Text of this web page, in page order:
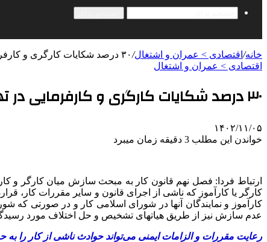
خانه/ اقتصادی > عمران و اشتغال/۳۰ درصد شکایات کارگری و کارفرمایی در تهران متعلق به اصناف است
اقتصادی > عمران و اشتغال
۳۰ درصد شکایات کارگری و کارفرمایی در تهران متعلق به اصناف است
۱۴۰۲/۱۱/۰۵
خواندن این مطلب 3 دقیقه زمان میبرد
کارگر یا کارآموز که ناشی از اجرای قانون و سایر مقررات کار،
کارآموز و نمایندگان آنها در شورای اسلامی کار و در صورتی که
عدم سازش نیز از طریق هیاتهای تشخیص و حل اختلاف مورد
رعایت مقررات و الزامات ایمنی می‌تواند حوادث ناشی از کار را